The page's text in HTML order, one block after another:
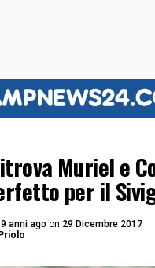
Muriel e
per il
9 anni ago on 29 Dicembre 2017